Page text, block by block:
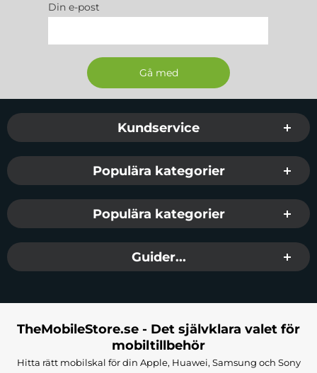
Din e-post
Sidfot Blandad info och länkar
Kundservice
Populära kategorier
Populära kategorier
Guider...
TheMobileStore.se - Det självklara valet för
mobiltillbehör
Hitta rätt mobilskal för din Apple, Huawei, Samsung och Sony